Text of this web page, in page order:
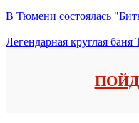
В Тюмени состоялась
Легендарная круглая